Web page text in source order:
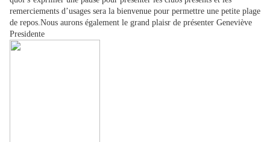
remerciements d’usages sera la bienvenue pour permettre une petite plage
de repos.Nous aurons également le grand plaisr de présenter Geneviève
Presidente